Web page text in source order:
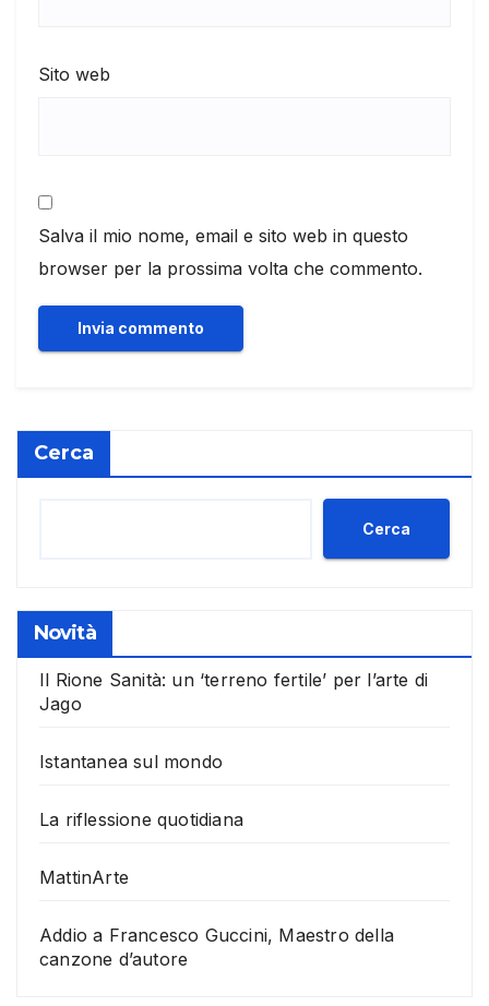
Sito web
Salva il mio nome, email e sito web in questo
browser per la prossima volta che commento.
Cerca
Cerca
Novità
Il Rione Sanità: un ‘terreno fertile’ per l’arte di
Jago
Istantanea sul mondo
La riflessione quotidiana
MattinArte
Addio a Francesco Guccini, Maestro della
canzone d’autore